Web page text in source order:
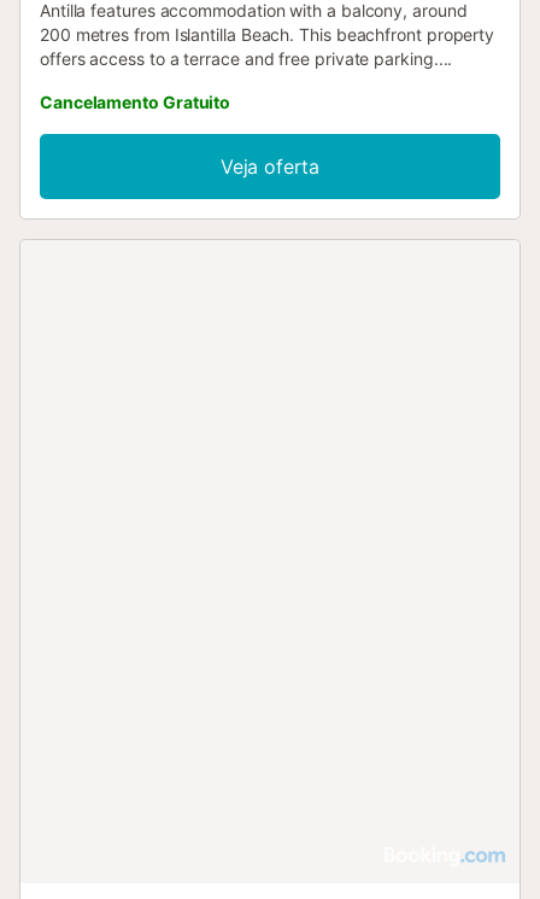
Antilla features accommodation with a balcony, around
200 metres from Islantilla Beach. This beachfront property
offers access to a terrace and free private parking....
Cancelamento Gratuito
Veja oferta